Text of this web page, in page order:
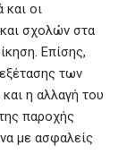
οι
σχολών στα
Επίσης,
των
η αλλαγή του
παροχής
με ασφαλείς